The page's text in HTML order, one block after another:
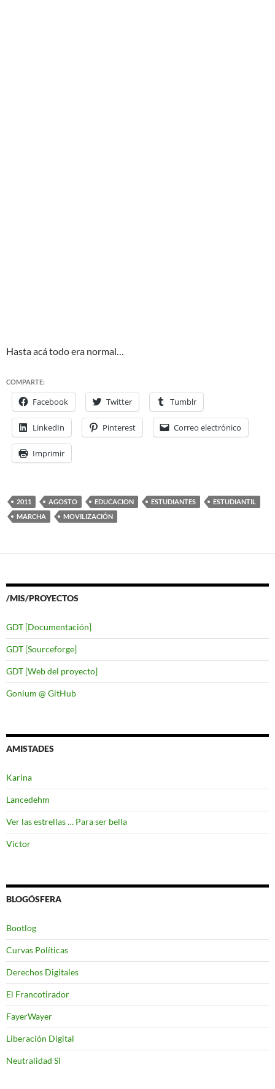
Hasta acá todo era normal…
COMPARTE:
Facebook Twitter Tumblr
LinkedIn Pinterest Correo electrónico
Imprimir
2011 AGOSTO EDUCACION ESTUDIANTES
ESTUDIANTIL
MARCHA
MOVILIZACIÓN
/MIS/PROYECTOS
GDT [Documentación]
GDT [Sourceforge]
GDT [Web del proyecto]
Gonium @ GitHub
AMISTADES
Karina
Lancedehm
Ver las estrellas … Para ser bella
Victor
BLOGÓSFERA
Bootlog
Curvas Políticas
Derechos Digitales
El Francotirador
FayerWayer
Liberación Digital
Neutralidad SI